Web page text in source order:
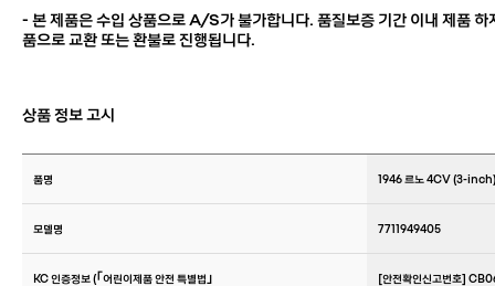
- 본 제품은 수입 상품으로 A/S가 불가합니다. 품질보증 기간 이내 제품 하
품으로 교환 또는 환불로 진행됩니다.
상품 정보 고시
품명 1946 르노 4CV (3-inch)
모델명 7711949405
KC 인증정보 (｢어린이제품 안전 특별법｣
[안전확인신고번호]